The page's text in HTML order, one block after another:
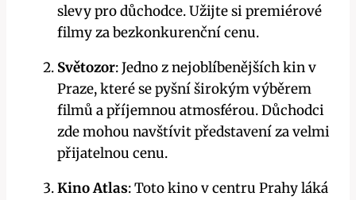
slevy pro důchodce. Užijte si premiérové
filmy za bezkonkurenční cenu.
Světozor: Jedno z nejoblíbenějších kin v
Praze, které se pyšní širokým výběrem
filmů a příjemnou atmosférou. Důchodci
zde mohou navštívit představení za velmi
přijatelnou cenu.
Kino Atlas: Toto kino v centru Prahy láká